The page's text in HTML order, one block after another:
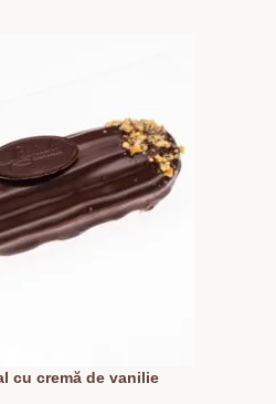
cu cremă de vanilie